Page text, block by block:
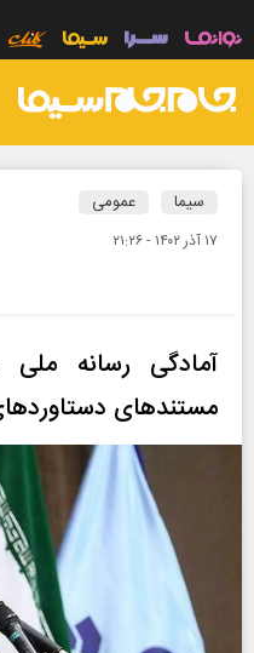
سیما عمومی
۱۷ آذر ۱۴۰۲ - ۲۱:۲۶
آمادگی رسانه
مستند‌های